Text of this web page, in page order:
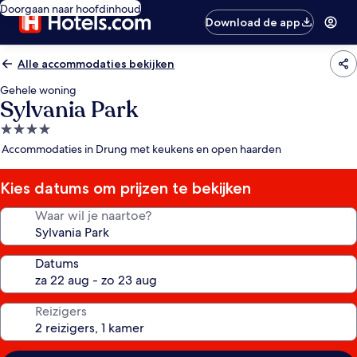
Doorgaan naar hoofdinhoud
Download de app
Alle accommodaties bekijken
Gehele woning
Sylvania Park
4.0-
sterrenaccommodatie
Accommodaties in Drung met keukens en open haarden
Kies datums om prijzen te bekijken
Waar wil je naartoe?
Datums
Reizigers